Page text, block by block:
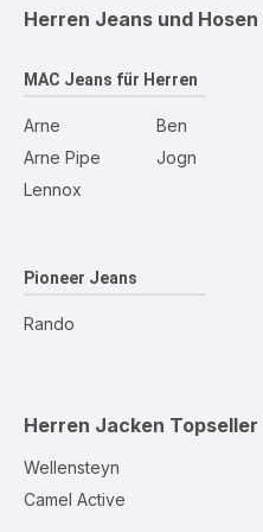
Herren Jeans und Hosen
MAC Jeans für Herren
Arne
Arne Pipe
Lennox
Ben
Jogn
Pioneer Jeans
Rando
Herren Jacken Topseller
Wellensteyn
Camel Active